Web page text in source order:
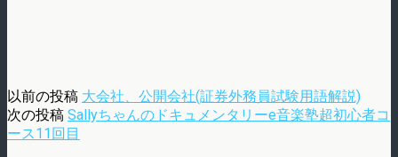
以前の投稿 大会社、公開会社(証券外務員試験用語解説)
次の投稿 Sallyちゃんのドキュメンタリーe音楽塾超初心者コ
ース11回目